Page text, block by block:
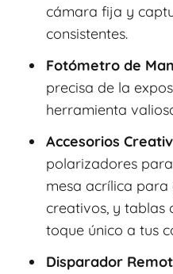
cámara fija y
consistentes.
Fotómetro de
precisa de la
herramienta
Accesorios
polarizadores
mesa acrílica
creativos, y tablas
toque único a tus
Disparador